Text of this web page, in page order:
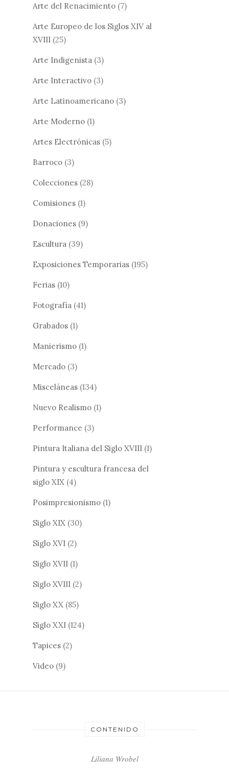
Arte del Renacimiento (7)
Arte Europeo de los Siglos XIV al
XVIII (25)
Arte Indigenista (3)
Arte Interactivo (3)
Arte Latinoamericano (3)
Arte Moderno (1)
Artes Electrónicas (5)
Barroco (3)
Colecciones (28)
Comisiones (1)
Donaciones (9)
Escultura (39)
Exposiciones Temporarias (195)
Ferias (10)
Fotografía (41)
Grabados (1)
Manierismo (1)
Mercado (3)
Misceláneas (134)
Nuevo Realismo (1)
Performance (3)
Pintura Italiana del Siglo XVIII (1)
Pintura y escultura francesa del
siglo XIX (4)
Posimpresionismo (1)
Siglo XIX (30)
Siglo XVI (2)
Siglo XVII (1)
Siglo XVIII (2)
Siglo XX (85)
Siglo XXI (124)
Tapices (2)
Video (9)
CONTENIDO
Liliana Wrobel